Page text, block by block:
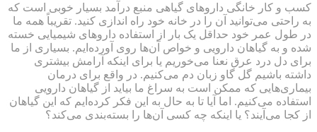
کسب و کار خانگی داروهای گیاهی منبع درآمد بسیار خوبی است که
به راحتی می‌توانید آن را در خانه خود راه اندازی کنید. تقریباً همه ما
در طول عمر خود حداقل یک بار از استفاده داروهای شیمیایی خسته
شده‌ و به گیاهان دارویی و خواص آن‌ها روی آورده‌ایم. بسیاری از ما
برای دل درد عرق نعنا می‌خوریم یا برای اینکه آرامش بیشتری
داشته باشیم گل گاو زبان دم می‌کنیم. در واقع برای درمان
بیماری‌هایی که ممکن است به سراغ ما بیاید از گیاهان دارویی
استفاده می‌کنیم. اما آیا تا به حال به این فکر کرده‌ایم که این گیاهان
از کجا می‌آیند؟ یا اینکه چه کسی آن‌ها را بسته‌بندی می‌کند؟